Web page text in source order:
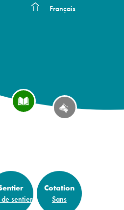
Français
de sentier
Cotation
Sans